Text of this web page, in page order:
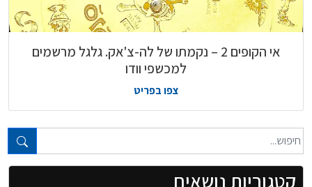
טקסט חופשי...
קטגוריות נושאים
אי הקופים 2 – נקמתו של לה-צ'אק. גלגל מרשמים
למכשפי וודו
צפו בפריט